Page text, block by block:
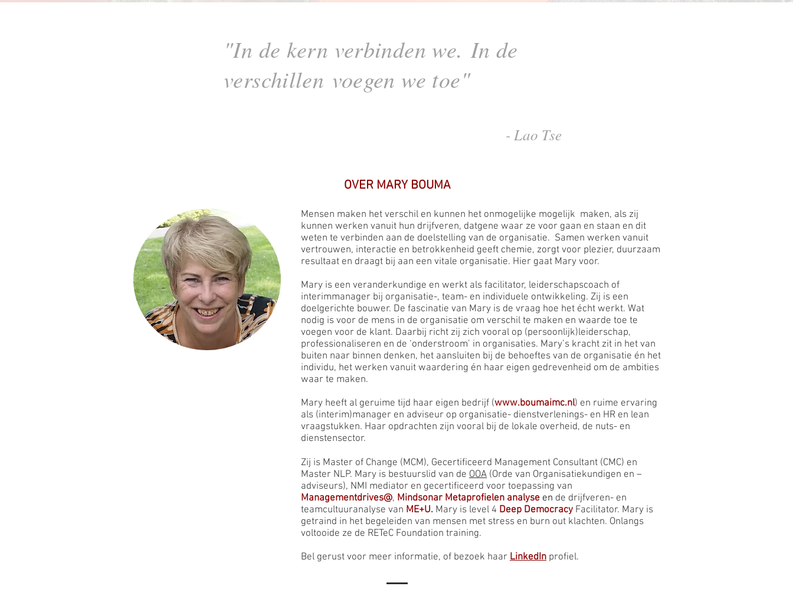
"In de kern verbinden we. In de
verschillen voegen we toe"
- Lao Tse
OVER MARY BOUMA
Mensen maken het verschil en kunnen het onmogelijke mogelijk maken, als zij
kunnen werken vanuit hun drijfveren, datgene waar ze voor gaan en staan en dit
weten te verbinden aan de doelstelling van de organisatie. Samen werken vanuit
vertrouwen, interactie en betrokkenheid geeft chemie, zorgt voor plezier, duurzaam
resultaat en draagt bij aan een vitale organisatie. Hier gaat Mary voor.
Mary is een veranderkundige en werkt als facilitator, leiderschapscoach of
interimmanager bij organisatie-, team- en individuele ontwikkeling. Zij is een
doelgerichte bouwer. De fascinatie van Mary is de vraag hoe het écht werkt. Wat
nodig is voor de mens in de organisatie om verschil te maken en waarde toe te
voegen voor de klant. Daarbij richt zij zich vooral op (persoonlijk)leiderschap,
professionaliseren en de ‘onderstroom’ in organisaties. Mary’s kracht zit in het van
buiten naar binnen denken, het aansluiten bij de behoeftes van de organisatie én het
individu, het werken vanuit waardering én haar eigen gedrevenheid om de ambities
waar te maken.
Mary heeft al geruime tijd haar eigen bedrijf (www.boumaimc.nl) en ruime ervaring
als (interim)manager en adviseur op organisatie- dienstverlenings- en HR en lean
vraagstukken. Haar opdrachten zijn vooral bij de lokale overheid, de nuts- en
dienstensector.
Zij is Master of Change (MCM), Gecertificeerd Management Consultant (CMC) en
Master NLP. Mary is bestuurslid van de OOA (Orde van Organisatiekundigen en –
adviseurs), NMI mediator en gecertificeerd voor toepassing van
Managementdrives@, Mindsonar Metaprofielen analyse en de drijfveren- en
teamcultuuranalyse van ME+U. Mary is level 4 Deep Democracy Facilitator. Mary is
getraind in het begeleiden van mensen met stress en burn out klachten. Onlangs
voltooide ze de RETeC Foundation training.
Bel gerust voor meer informatie, of bezoek haar LinkedIn profiel.